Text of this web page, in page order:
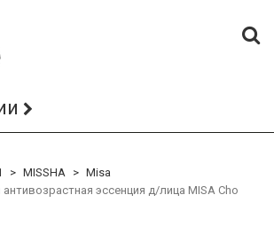
MISSHA
Misa
эссенция д/лица MISA Cho